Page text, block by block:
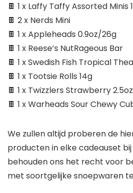
🍫 1 x Laffy Taffy Assorted Minis
🍫 2 x Nerds Mini
🍫 1 x Appleheads 0.9oz/26g
🍫 1 x Reese’s NutRageous Bar
🍫 1 x Swedish Fish Tropical
🍫 1 x Tootsie Rolls 14g
🍫 1 x Twizzlers Strawberry
🍫 1 x Warheads Sour Chewy
We zullen altijd proberen de
producten in elke cadeauset
behouden ons het recht voor
met soortgelijke snoepwaren